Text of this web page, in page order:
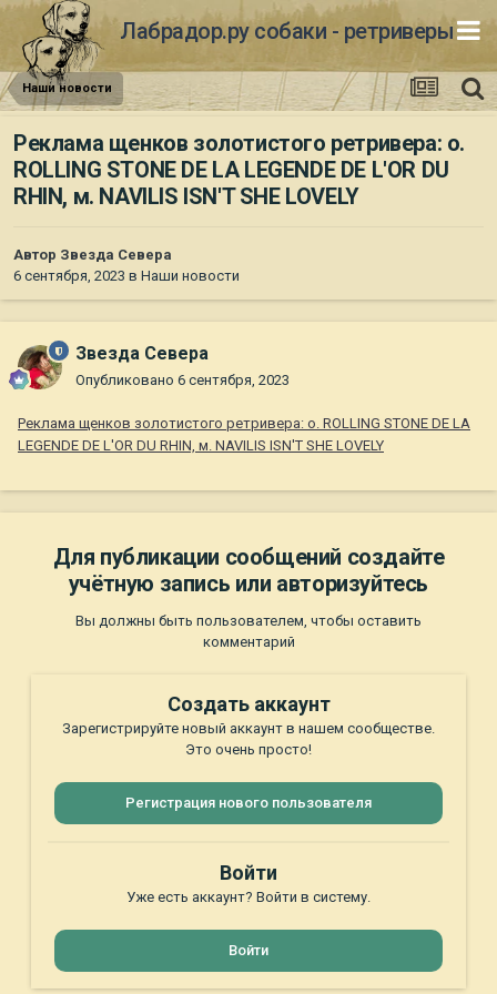
Лабрадор.ру собаки - ретриверы
Наши новости
Реклама щенков золотистого ретривера: о.
ROLLING STONE DE LА LEGENDE DE L'OR DU
RHIN, м. NAVILIS ISN'T SHE LOVELY
Автор Звезда Севера
6 сентября, 2023 в Наши новости
Звезда Севера
Опубликовано 6 сентября, 2023
Реклама щенков золотистого ретривера: о. ROLLING STONE DE LА
LEGENDE DE L'OR DU RHIN, м. NAVILIS ISN'T SHE LOVELY
Для публикации сообщений создайте
учётную запись или авторизуйтесь
Вы должны быть пользователем, чтобы оставить
комментарий
Создать аккаунт
Зарегистрируйте новый аккаунт в нашем сообществе.
Это очень просто!
Регистрация нового пользователя
Войти
Уже есть аккаунт? Войти в систему.
Войти